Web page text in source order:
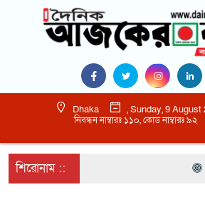
Dhaka
, Sunday, 9 August
নিবন্ধন নাম্বারঃ ১১০, কোড নাম্বারঃ ৯২
শিরোনাম ::